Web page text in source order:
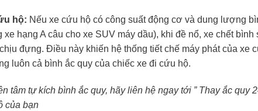
hộ: Nếu xe cứu hộ có công suất động cơ và dung lượng
hạng A câu cho xe SUV máy dầu), khi đề nổ, xe chết bình
đựng. Điều này khiến hệ thống tiết chế máy phát của xe
luôn cả bình ắc quy của chiếc xe đi cứu hộ.
tâm tự kích bình ắc quy, hãy liên hệ ngay tới ” Thay ắc quy
của bạn